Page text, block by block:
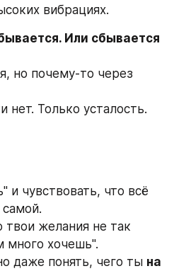
вибрациях.
Или сбывается
нет. Только усталость.
и чувствовать, что всё
хочешь".
даже понять, чего ты на